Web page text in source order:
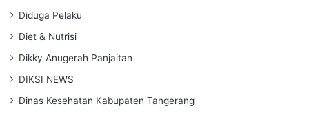
Diduga Pelaku
Diet & Nutrisi
Dikky Anugerah Panjaitan
DIKSI NEWS
Dinas Kesehatan Kabupaten Tangerang